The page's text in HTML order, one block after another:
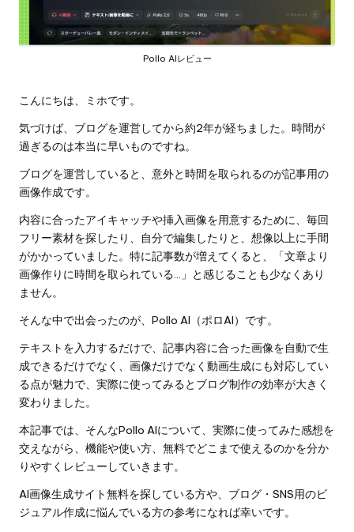
Pollo AIレビュー
こんにちは、ミホです。
気づけば、ブログを運営してから約2年が経ちました。時間が
過ぎるのは本当に早いものですね。
ブログを運営していると、意外と時間を取られるのが記事用の
画像作成です。
内容に合ったアイキャッチや挿入画像を用意するために、毎回
フリー素材を探したり、自分で編集したりと、想像以上に手間
がかかっていました。特に記事数が増えてくると、「文章より
画像作りに時間を取られている…」と感じることも少なくあり
ません。
そんな中で出会ったのが、Pollo AI（ポロAI）です。
テキストを入力するだけで、記事内容に合った画像を自動で生
成できるだけでなく、画像だけでなく動画生成にも対応してい
る点が魅力で、実際に使ってみるとブログ制作の効率が大きく
変わりました。
本記事では、そんなPollo AIについて、実際に使ってみた感想を
交えながら、機能や使い方、無料でどこまで使えるのかを分か
りやすくレビューしていきます。
AI画像生成サイト無料を探している方や、ブログ・SNS用のビ
ジュアル作成に悩んでいる方の参考になれば幸いです。